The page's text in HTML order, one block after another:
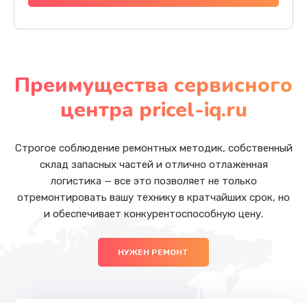
Преимущества сервисного
центра pricel-iq.ru
Строгое соблюдение ремонтных методик, собственный
склад запасных частей и отлично отлаженная
логистика — все это позволяет не только
отремонтировать вашу технику в кратчайших срок, но
и обеспечивает конкурентоспособную цену.
НУЖЕН РЕМОНТ